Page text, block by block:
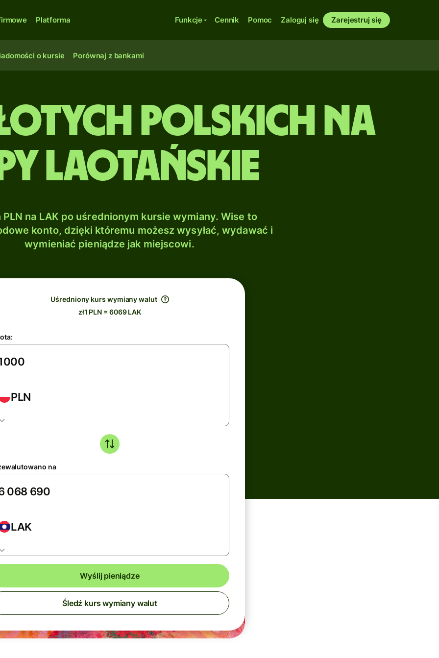
Platforma Funkcje Cennik Pomoc Zaloguj się Zarejestruj się
o kursie Porównaj z bankami
polskich na
laotańskie
PLN na LAK po uśrednionym kursie wymiany. Wise to
konto, dzięki któremu możesz wysyłać, wydawać i
wymieniać pieniądze jak miejscowi.
Uśredniony kurs wymiany walut
zł1 PLN = 6069 LAK
PLN
na
LAK
Wyślij pieniądze
Śledź kurs wymiany walut